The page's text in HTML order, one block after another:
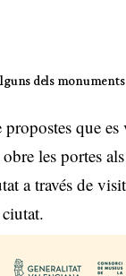
dels monuments
que
les portes
a través de